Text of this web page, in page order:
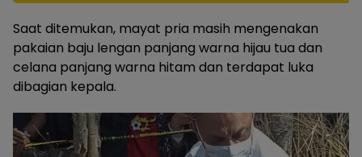
Saat ditemukan, mayat pria masih mengenakan
pakaian baju lengan panjang warna hijau tua dan
celana panjang warna hitam dan terdapat luka
dibagian kepala.
Pemutar
Video